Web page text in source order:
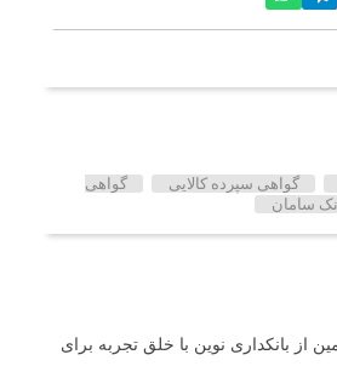
گواهی سپرده کالایی
گواهی
سامان
از بانکداری نوین با خلق تجربه برای